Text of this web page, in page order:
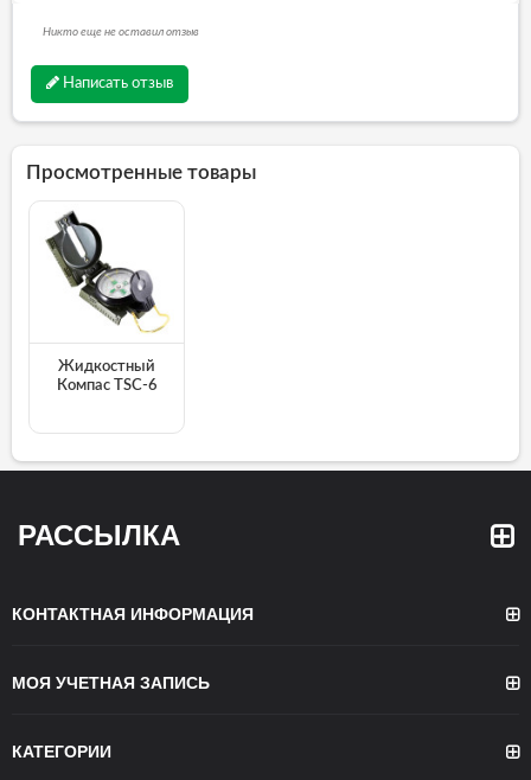
Никто еще не оставил отзыв
Написать отзыв
Просмотренные товары
Жидкостный
Компас TSC-6
РАССЫЛКА
КОНТАКТНАЯ ИНФОРМАЦИЯ
МОЯ УЧЕТНАЯ ЗАПИСЬ
КАТЕГОРИИ